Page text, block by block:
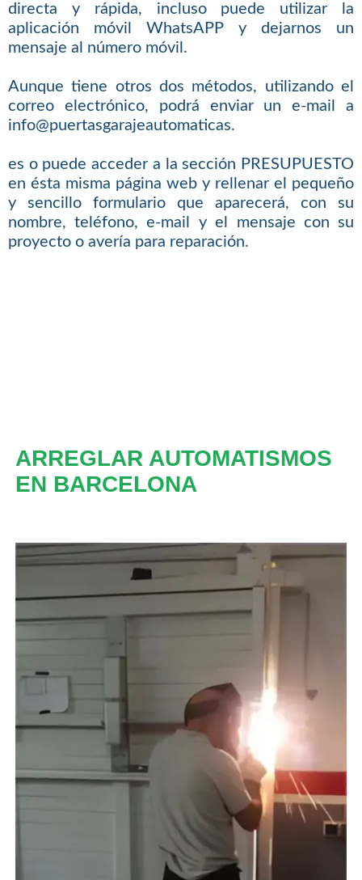
directa y rápida, incluso puede utilizar la
aplicación móvil WhatsAPP y dejarnos un
mensaje al número móvil.
Aunque tiene otros dos métodos, utilizando el
correo electrónico, podrá enviar un e-mail a
info@puertasgarajeautomaticas.
es o puede acceder a la sección PRESUPUESTO
en ésta misma página web y rellenar el pequeño
y sencillo formulario que aparecerá, con su
nombre, teléfono, e-mail y el mensaje con su
proyecto o avería para reparación.
ARREGLAR AUTOMATISMOS
EN BARCELONA